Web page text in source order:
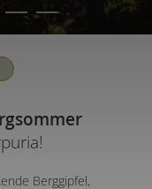
Berggipfel,